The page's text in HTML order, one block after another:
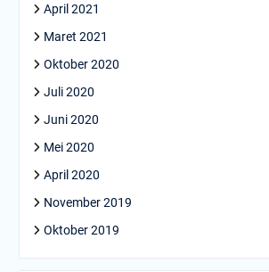
April 2021
Maret 2021
Oktober 2020
Juli 2020
Juni 2020
Mei 2020
April 2020
November 2019
Oktober 2019